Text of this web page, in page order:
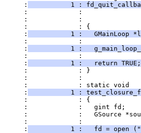
:
1 :
:             :
:             :
:             : {
:
1 :   GMainLoop
:             :
:
1 :
:             :
:
           1 :   return TRUE;
:             : }
:             :
:             : static void
:
1 :
:             : {
:             :   gint fd;
:             :   GSource
:             :
:
1 :   fd = open